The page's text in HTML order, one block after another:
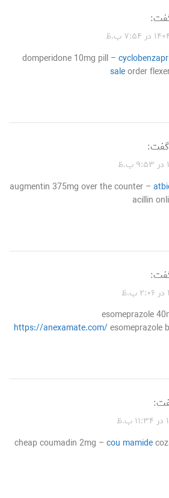
domperidone 10mg pill –
saleorder
گفت:
augmentin 375mg over the counter –
acillin
esomeprazole
https://anexamate.com/esomeprazole
cheap coumadin 2mg – cou mamide